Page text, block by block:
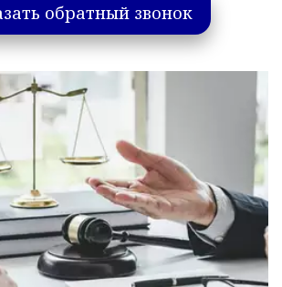
обратный звонок